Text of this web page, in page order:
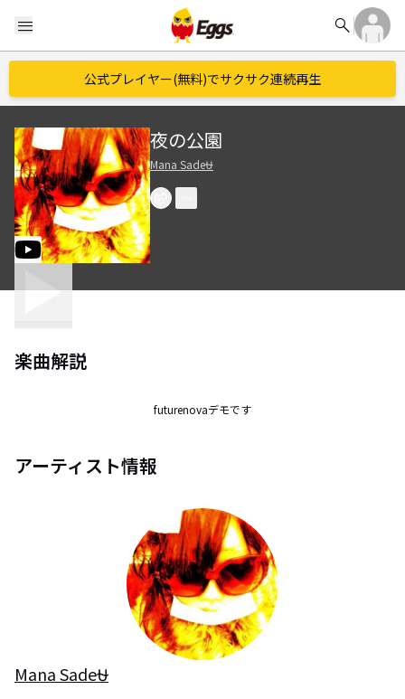
menu search
公式プレイヤー(無料)でサクサク連続再生
夜の公園
Mana Sade⛎
楽曲解説
futurenovaデモです
アーティスト情報
Mana Sade⛎